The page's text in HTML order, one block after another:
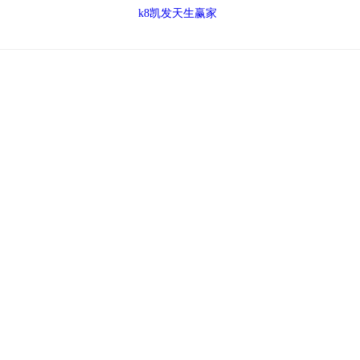
k8凯发天生赢家